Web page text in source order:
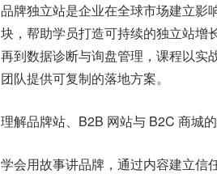
品牌独立站是企业在全球市场建立影
块，帮助学员打造可持续的独立站增
再到数据诊断与询盘管理，课程以实
团队提供可复制的落地方案。
理解品牌站、B2B 网站与 B2C 商城
学会用故事讲品牌，通过内容建立信